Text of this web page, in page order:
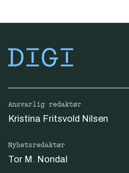
Ansvarlig redaktør
Kristina Fritsvold Nilsen
Nyhetsredaktør
Tor M. Nondal